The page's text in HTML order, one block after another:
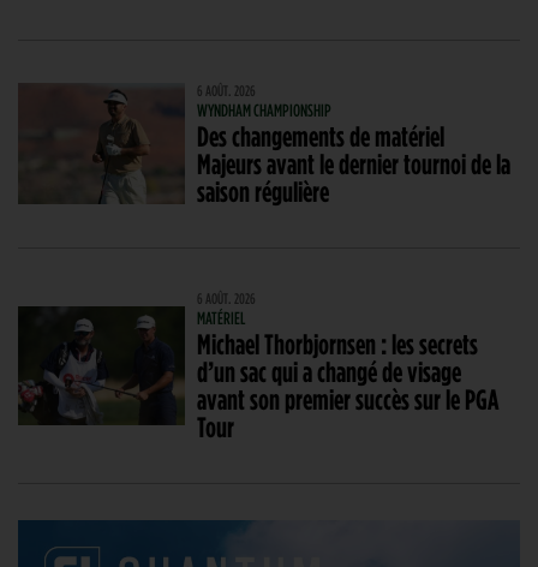
6 AOÛT. 2026
WYNDHAM CHAMPIONSHIP
Des changements de matériel
Majeurs avant le dernier tournoi de la
saison régulière
6 AOÛT. 2026
MATÉRIEL
Michael Thorbjornsen : les secrets
d’un sac qui a changé de visage
avant son premier succès sur le PGA
Tour